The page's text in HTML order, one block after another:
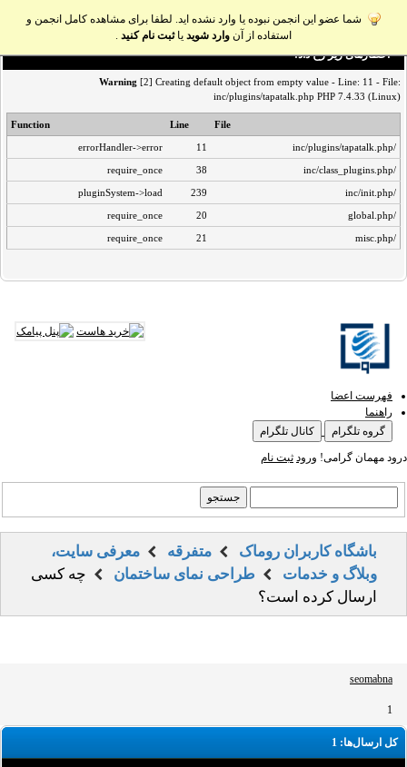
شما عضو این انجمن نبوده یا وارد نشده اید. لطفا برای مشاهده کامل انجمن و
استفاده از آن وارد شوید یاثبت نام کنید .
اخطار‌های زیر رخ داد:
Warning [2] Creating default object from empty value - Line: 11 - File:
inc/plugins/tapatalk.php PHP 7.4.33 (Linux)
File
Line
Function
/inc/plugins/tapatalk.php
11
errorHandler->error
/inc/class_plugins.php
38
require_once
/inc/init.php
239
pluginSystem->load
/global.php
20
require_once
/misc.php
21
require_once
فهرست اعضا
راهنما
گروه تلگرام
کانال تلگرام
درود مهمان گرامی! ورود ثبت نام
باشگاه کاربران روماک متفرقه
معرفی سایت،
وبلاگ و خدمات
طراحی نمای ساختمان
چه کسی
ارسال کرده است؟
seomabna
1
کل ارسال‌ها: 1